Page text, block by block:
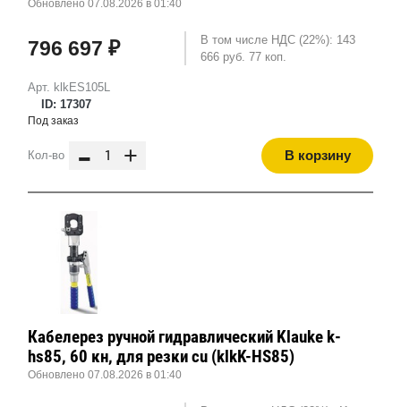
Арт. klkES105L
ID: 17307
Обновлено 07.08.2026 в 01:40
796 697 ₽
В том числе НДС (22%): 143
666 руб. 77 коп.
Под заказ
Кол-во - + В корзину
Кабелерез ручной гидравлический Klauke k-
hs85, 60 кн, для резки cu (klkK-HS85)
Обновлено 07.08.2026 в 01:40